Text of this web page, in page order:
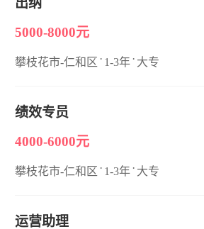
出纳
5000-8000元
攀枝花市-仁和区 · 1-3年 · 大专
绩效专员
4000-6000元
攀枝花市-仁和区 · 1-3年 · 大专
运营助理